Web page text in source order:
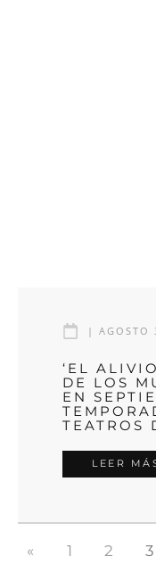
| AGOSTO
‘EL
DE LOS
EN
TEATROS
LEER
« 1 2 3